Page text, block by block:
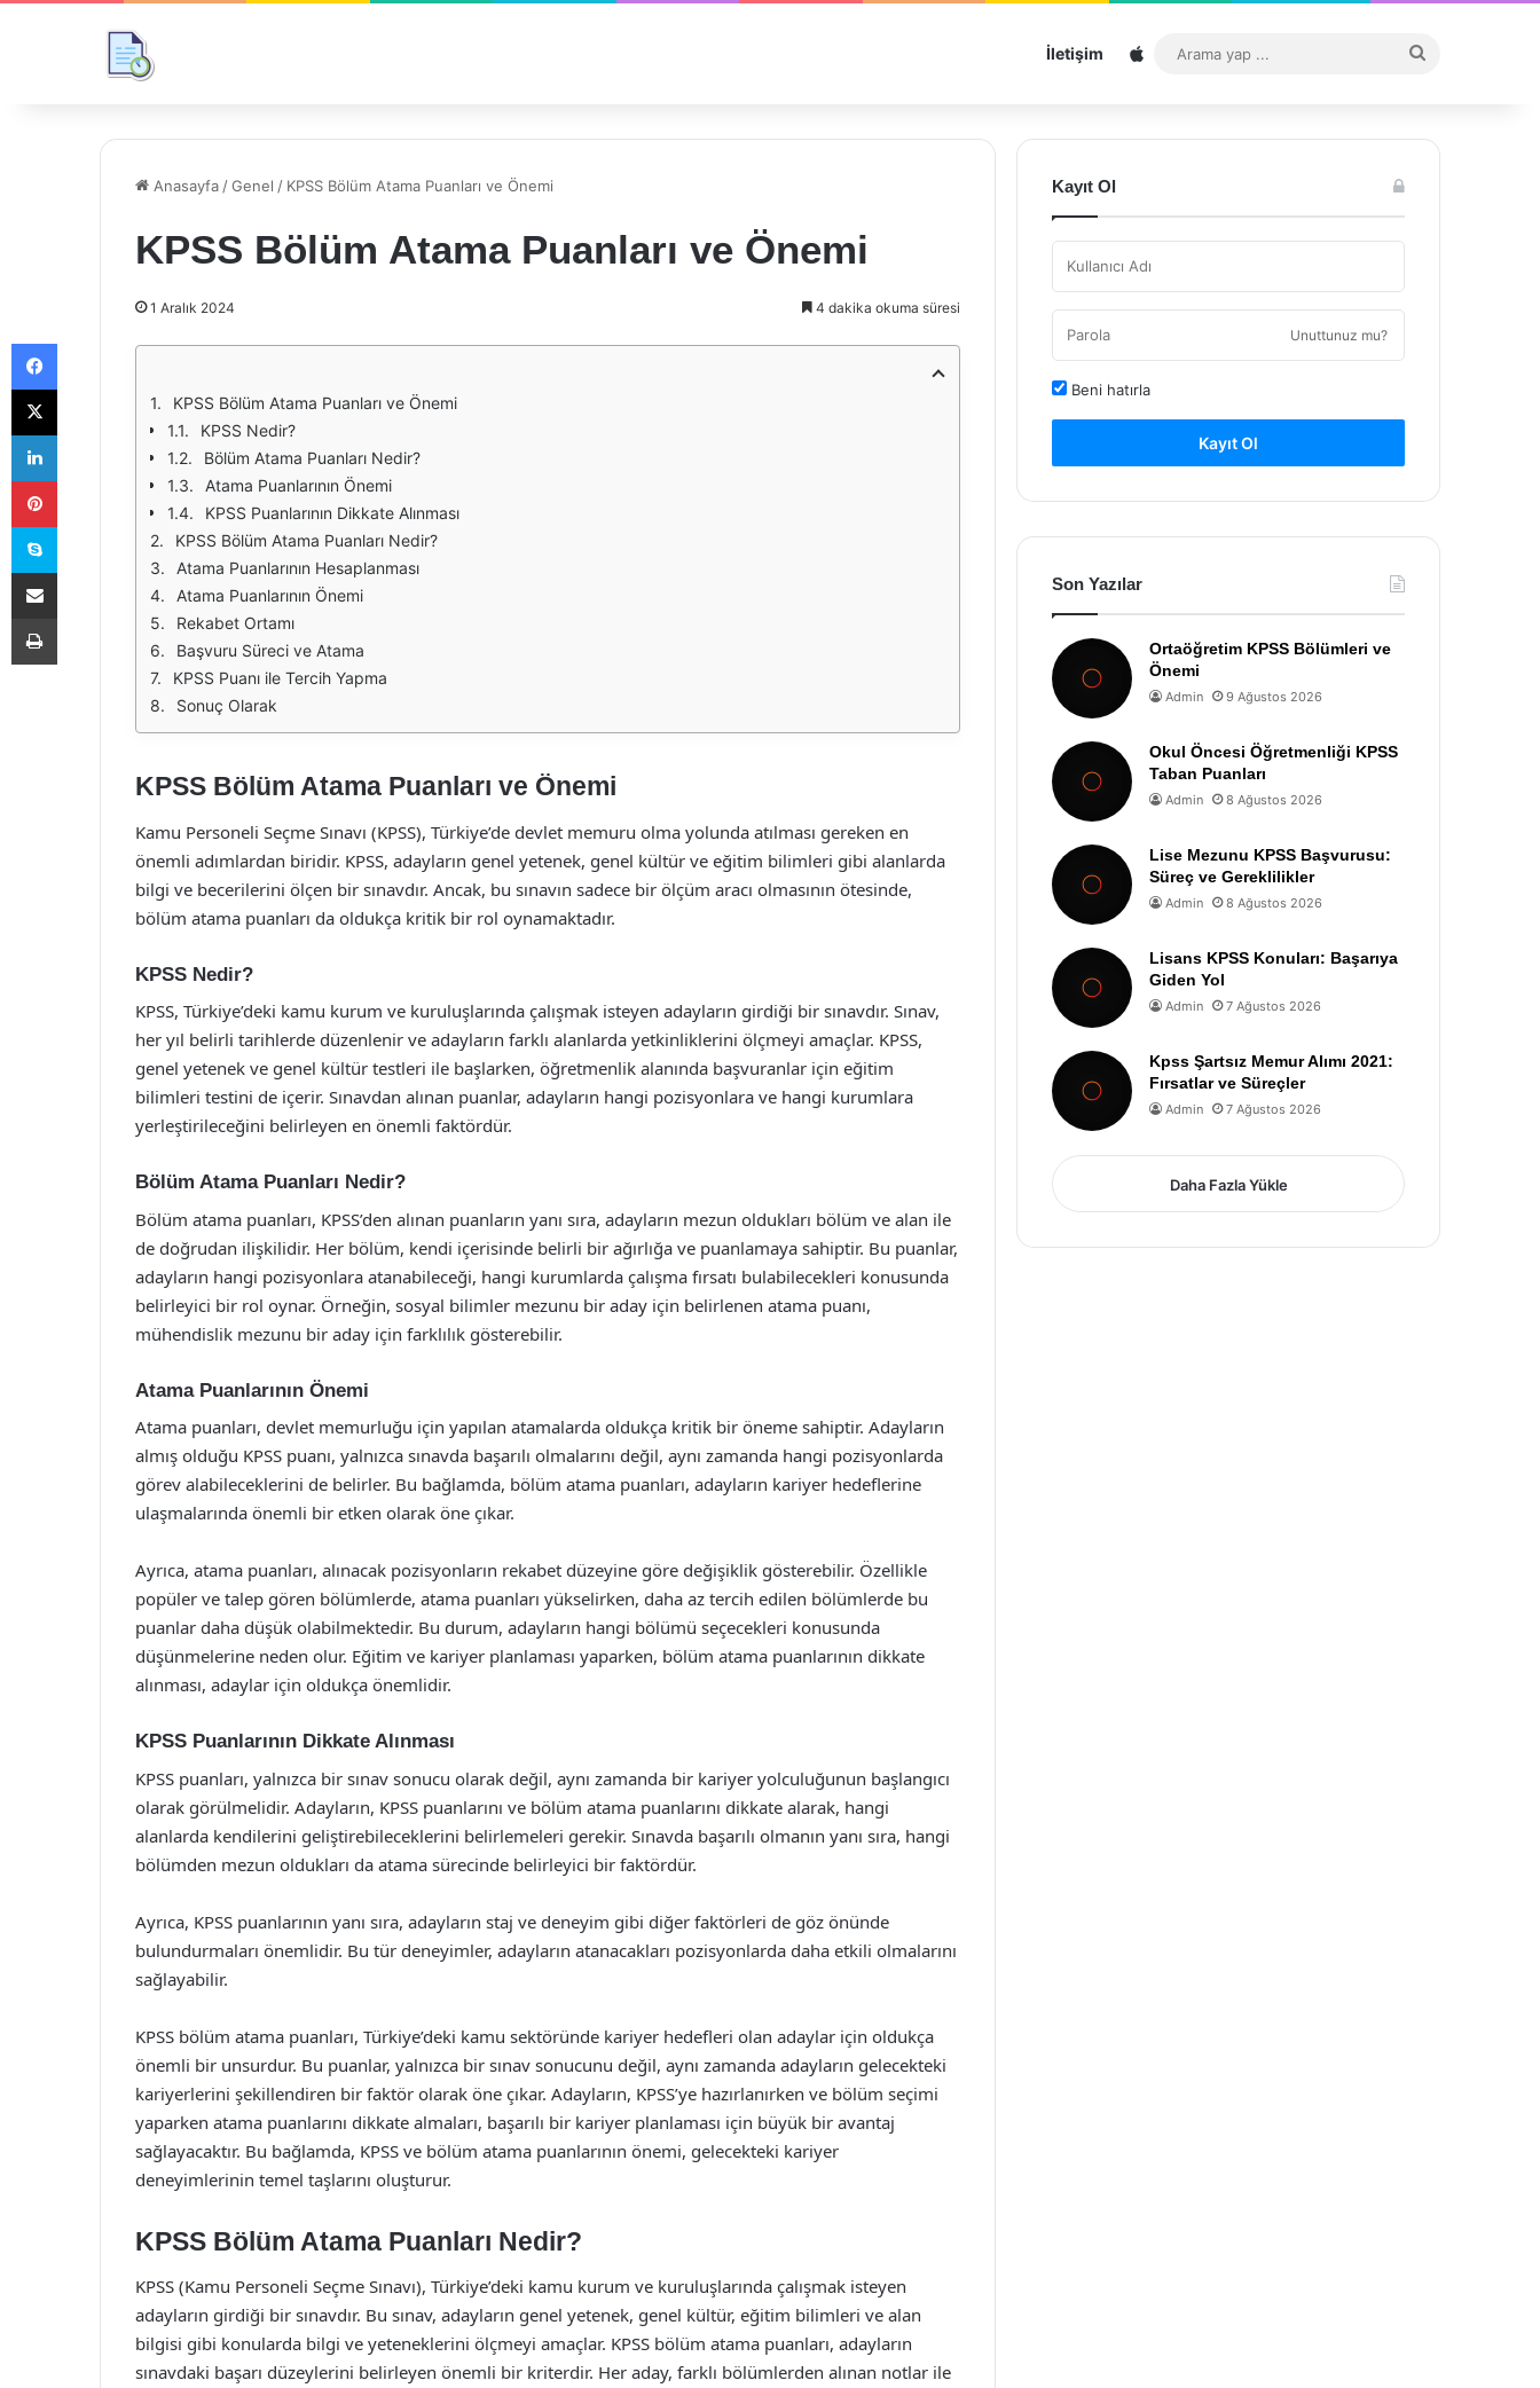
İletişim Sitemap
...
Anasayfa /Genel / KPSS Bölüm Atama Puanları ve Önemi
KPSS Bölüm Atama Puanları ve Önemi
1 Aralık 2024 4 dakika okuma süresi
KPSS Bölüm Atama Puanları ve Önemi
KPSS Nedir?
Bölüm Atama Puanları Nedir?
Atama Puanlarının Önemi
KPSS Puanlarının Dikkate Alınması
KPSS Bölüm Atama Puanları Nedir?
Atama Puanlarının Hesaplanması
Atama Puanlarının Önemi
Rekabet Ortamı
Başvuru Süreci ve Atama
KPSS Puanı ile Tercih Yapma
Sonuç Olarak
KPSS Bölüm Atama Puanları ve Önemi
Kamu Personeli Seçme Sınavı (KPSS), Türkiye’de devlet memuru olma yolunda atılması gereken en
önemli adımlardan biridir. KPSS, adayların genel yetenek, genel kültür ve eğitim bilimleri gibi alanlarda
bilgi ve becerilerini ölçen bir sınavdır. Ancak, bu sınavın sadece bir ölçüm aracı olmasının ötesinde,
bölüm atama puanları da oldukça kritik bir rol oynamaktadır.
KPSS Nedir?
KPSS, Türkiye’deki kamu kurum ve kuruluşlarında çalışmak isteyen adayların girdiği bir sınavdır. Sınav,
her yıl belirli tarihlerde düzenlenir ve adayların farklı alanlarda yetkinliklerini ölçmeyi amaçlar. KPSS,
genel yetenek ve genel kültür testleri ile başlarken, öğretmenlik alanında başvuranlar için eğitim
bilimleri testini de içerir. Sınavdan alınan puanlar, adayların hangi pozisyonlara ve hangi kurumlara
yerleştirileceğini belirleyen en önemli faktördür.
Bölüm Atama Puanları Nedir?
Bölüm atama puanları, KPSS’den alınan puanların yanı sıra, adayların mezun oldukları bölüm ve alan ile
de doğrudan ilişkilidir. Her bölüm, kendi içerisinde belirli bir ağırlığa ve puanlamaya sahiptir. Bu puanlar,
adayların hangi pozisyonlara atanabileceği, hangi kurumlarda çalışma fırsatı bulabilecekleri konusunda
belirleyici bir rol oynar. Örneğin, sosyal bilimler mezunu bir aday için belirlenen atama puanı,
mühendislik mezunu bir aday için farklılık gösterebilir.
Atama Puanlarının Önemi
Atama puanları, devlet memurluğu için yapılan atamalarda oldukça kritik bir öneme sahiptir. Adayların
almış olduğu KPSS puanı, yalnızca sınavda başarılı olmalarını değil, aynı zamanda hangi pozisyonlarda
görev alabileceklerini de belirler. Bu bağlamda, bölüm atama puanları, adayların kariyer hedeflerine
ulaşmalarında önemli bir etken olarak öne çıkar.
Ayrıca, atama puanları, alınacak pozisyonların rekabet düzeyine göre değişiklik gösterebilir. Özellikle
popüler ve talep gören bölümlerde, atama puanları yükselirken, daha az tercih edilen bölümlerde bu
puanlar daha düşük olabilmektedir. Bu durum, adayların hangi bölümü seçecekleri konusunda
düşünmelerine neden olur. Eğitim ve kariyer planlaması yaparken, bölüm atama puanlarının dikkate
alınması, adaylar için oldukça önemlidir.
KPSS Puanlarının Dikkate Alınması
KPSS puanları, yalnızca bir sınav sonucu olarak değil, aynı zamanda bir kariyer yolculuğunun başlangıcı
olarak görülmelidir. Adayların, KPSS puanlarını ve bölüm atama puanlarını dikkate alarak, hangi
alanlarda kendilerini geliştirebileceklerini belirlemeleri gerekir. Sınavda başarılı olmanın yanı sıra, hangi
bölümden mezun oldukları da atama sürecinde belirleyici bir faktördür.
Ayrıca, KPSS puanlarının yanı sıra, adayların staj ve deneyim gibi diğer faktörleri de göz önünde
bulundurmaları önemlidir. Bu tür deneyimler, adayların atanacakları pozisyonlarda daha etkili olmalarını
sağlayabilir.
KPSS bölüm atama puanları, Türkiye’deki kamu sektöründe kariyer hedefleri olan adaylar için oldukça
önemli bir unsurdur. Bu puanlar, yalnızca bir sınav sonucunu değil, aynı zamanda adayların gelecekteki
kariyerlerini şekillendiren bir faktör olarak öne çıkar. Adayların, KPSS’ye hazırlanırken ve bölüm seçimi
yaparken atama puanlarını dikkate almaları, başarılı bir kariyer planlaması için büyük bir avantaj
sağlayacaktır. Bu bağlamda, KPSS ve bölüm atama puanlarının önemi, gelecekteki kariyer
deneyimlerinin temel taşlarını oluşturur.
KPSS Bölüm Atama Puanları Nedir?
KPSS (Kamu Personeli Seçme Sınavı), Türkiye’deki kamu kurum ve kuruluşlarında çalışmak isteyen
adayların girdiği bir sınavdır. Bu sınav, adayların genel yetenek, genel kültür, eğitim bilimleri ve alan
bilgisi gibi konularda bilgi ve yeteneklerini ölçmeyi amaçlar. KPSS bölüm atama puanları, adayların
sınavdaki başarı düzeylerini belirleyen önemli bir kriterdir. Her aday, farklı bölümlerden alınan notlar ile
Kayıt Ol
Unuttunuz mu?
Beni hatırla
Kayıt Ol
Son Yazılar
Ortaöğretim KPSS Bölümleri ve
Önemi
Admin 9 Ağustos 2026
Okul Öncesi Öğretmenliği KPSS
Taban Puanları
Admin 8 Ağustos 2026
Lise Mezunu KPSS Başvurusu:
Süreç ve Gereklilikler
Admin 8 Ağustos 2026
Lisans KPSS Konuları: Başarıya
Giden Yol
Admin 7 Ağustos 2026
Kpss Şartsız Memur Alımı 2021:
Fırsatlar ve Süreçler
Admin 7 Ağustos 2026
Daha Fazla Yükle
Facebook
X
LinkedIn
Pinterest
Skype
E-Posta ile paylaş